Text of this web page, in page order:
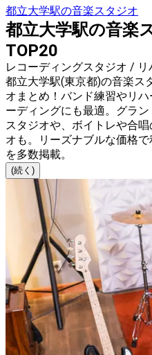
都立大学駅の音楽スタジオ
都立大学駅の音楽
TOP20
レコーディングスタジオ /
都立大学駅(東京都)の音楽ス
オまとめ！バンド練習やリ
ーディングにも最適。グラ
スタジオや、ボイトレや合
オも。リーズナブルな価格
を多数掲載。
(続く)